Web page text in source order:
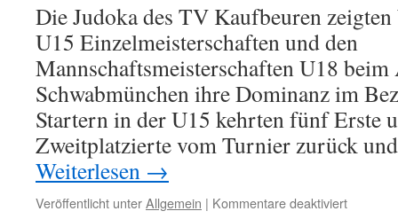
Die Judoka des TV Kaufbeuren
U15 Einzelmeisterschaften und den
Mannschaftsmeisterschaften U18
Schwabmünchen ihre Dominanz im
Startern in der U15 kehrten fünf Erste
Zweitplatzierte vom Turnier zurück
Weiterlesen →
Veröffentlicht unterAllgemein | Kommentare deaktiviertfür